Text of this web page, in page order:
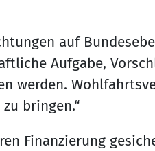
auf
Aufgabe,
werden.
bringen.“
Finanzierung